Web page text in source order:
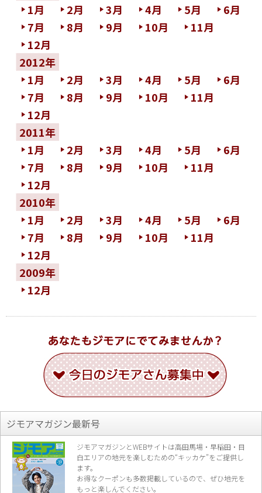
1月
2月 3月 4月 5月
6月
7月
8月 9月 10月
11月
12月
2012年
1月
2月 3月 4月 5月
6月
7月
8月 9月 10月
11月
12月
2011年
1月
2月 3月 4月 5月
6月
7月
8月 9月 10月
11月
12月
2010年
1月
2月 3月 4月 5月
6月
7月
8月 9月 10月
11月
12月
2009年
12月
ジモアマガジン最新号
ジモアマガジンとWEBサイトは高田馬場・早稲田・目
白エリアの地元を楽しむための“キッカケ”をご提供し
ます。
お得なクーポンも多数掲載しているので、 ぜひ地元を
もっと楽しんでください。